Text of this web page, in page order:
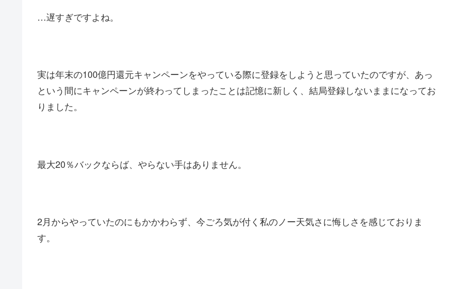
…遅すぎですよね。
実は年末の100億円還元キャンペーンをやっている際に登録をしようと思っていたのですが、あっ
という間にキャンペーンが終わってしまったことは記憶に新しく、結局登録しないままになってお
りました。
最大20％バックならば、やらない手はありません。
2月からやっていたのにもかかわらず、今ごろ気が付く私のノー天気さに悔しさを感じておりま
す。